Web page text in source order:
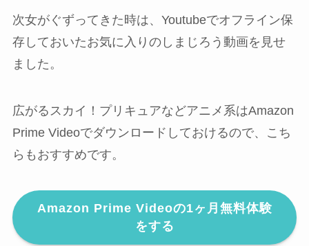
次女がぐずってきた時は、Youtubeでオフライン保
存しておいたお気に入りのしまじろう動画を見せ
ました。
広がるスカイ！プリキュアなどアニメ系はAmazon
Prime Videoでダウンロードしておけるので、こち
らもおすすめです。
Amazon Prime Videoの1ヶ月無料体験
をする